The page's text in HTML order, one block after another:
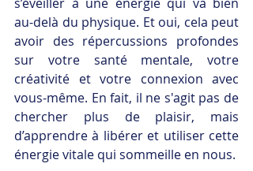
au-delà du physique. Et oui, cela peut
avoir des répercussions profondes
sur votre santé mentale, votre
créativité et votre connexion avec
vous-même. En fait, il ne s'agit pas de
chercher plus de plaisir, mais
d’apprendre à libérer et utiliser cette
énergie vitale qui sommeille en nous.